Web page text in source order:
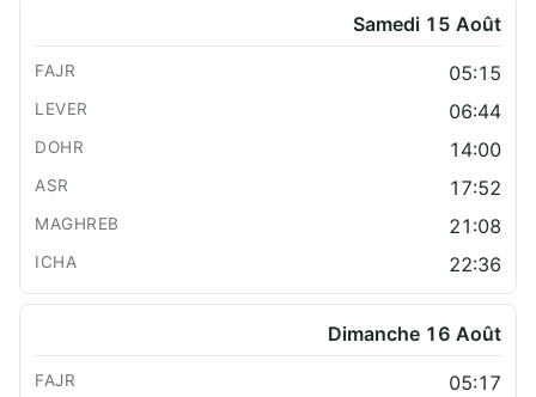
Samedi 15 Août
05:15
06:44
14:00
17:52
21:08
22:36
Dimanche 16 Août
05:17